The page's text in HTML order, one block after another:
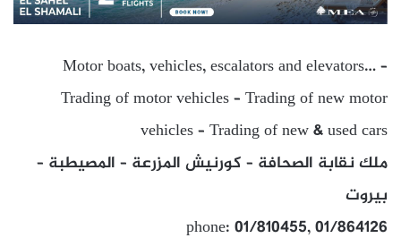
Motor boats, vehicles, escalators and elevators… –
Trading of motor vehicles – Trading of new motor
vehicles – Trading of new & used cars
ملك نقابة الصحافة – كورنيش المزرعة – المصيطبة –
بيروت
phone: 01/810455, 01/864126